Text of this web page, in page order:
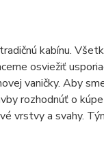
kabínu.
osviežiť
vaničky. Aby
rozhodnúť o
vrstvy a svahy.